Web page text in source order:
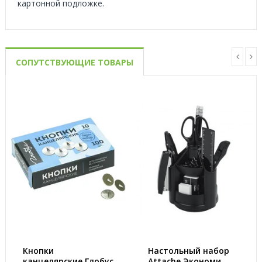
картонной подложке.
СОПУТСТВУЮЩИЕ ТОВАРЫ
Кнопки
Настольный набор